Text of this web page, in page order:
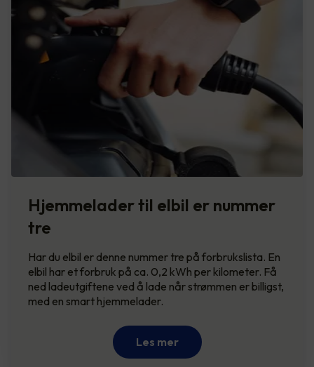
Hjemmelader til elbil er nummer
tre
Har du elbil er denne nummer tre på forbrukslista. En
elbil har et forbruk på ca. 0,2 kWh per kilometer. Få
ned ladeutgiftene ved å lade når strømmen er billigst,
med en smart hjemmelader.
Les mer